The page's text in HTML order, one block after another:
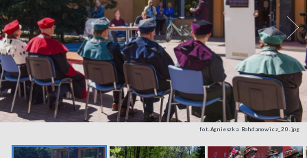
fot.Agnieszka Bohdanowicz_20.jpg